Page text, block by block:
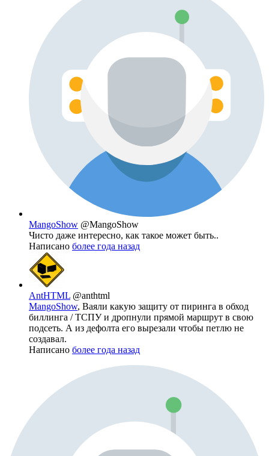
MangoShow @MangoShow
Чисто даже интересно, как такое может быть..
Написано более года назад
AntHTML @anthtml
MangoShow, Ваяли какую защиту от пиринга в обход
биллинга / ТСПУ и дропнули прямой маршрут в свою
подсеть. А из дефолта его вырезали чтобы петлю не
создавал.
Написано более года назад